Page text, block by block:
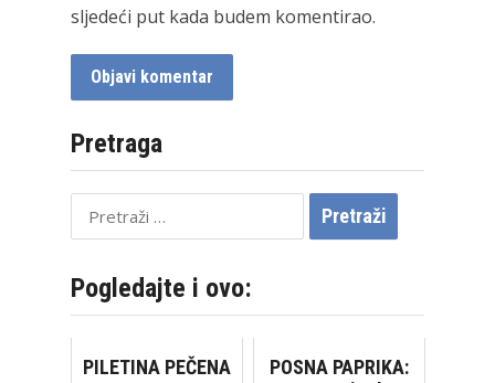
sljedeći put kada budem komentirao.
Pretraga
Pretraži:
Pogledajte i ovo:
PILETINA PEČENA
POSNA PAPRIKA: